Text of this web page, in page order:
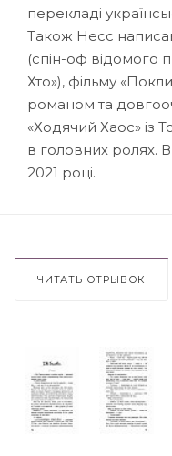
перекладі
Також Несс
(спін-оф відомого
Хто»), фільму
романом та
«Ходячий Хаос» із
в головних ролях.
2021 році.
ЧИТАТЬ ОТРЫВОК